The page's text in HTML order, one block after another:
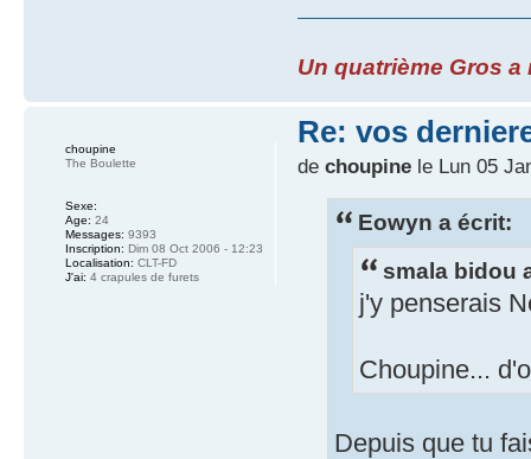
Un quatrième Gros
Re: vos
de choupinele Lun 05
Eowyn a écrit:
smala bidou
j'y penserais
Choupine...
Depuis que tu
choupine
The Boulette
Sexe:
Age: 24
Messages: 9393
Inscription: Dim 08 Oct 2006 - 12:23
Localisation: CLT-FD
J'ai: 4 crapules de furets